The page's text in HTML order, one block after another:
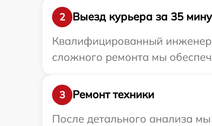
2
Выезд курьера за 35
Квалифицированный инженер
сложного ремонта мы
3
Ремонт техники
После детального анализа